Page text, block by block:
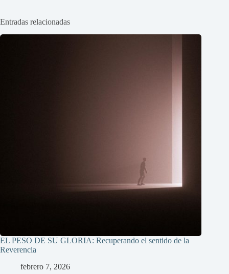
Entradas relacionadas
EL PESO DE SU GLORIA: Recuperando el sentido de la
Reverencia
febrero 7, 2026